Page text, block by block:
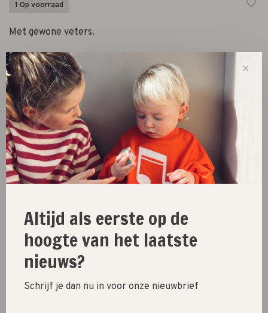
1 Op voorraad
Met gewone veters.
Size :
36 37 38 40
Aantal:
Toevoegen aan winkelwagen
Deel dit product: Facebook Twitter Pinterest
✕
Altijd als eerste op de
hoogte van het laatste
nieuws?
Schrijf je dan nu in voor onze nieuwbrief